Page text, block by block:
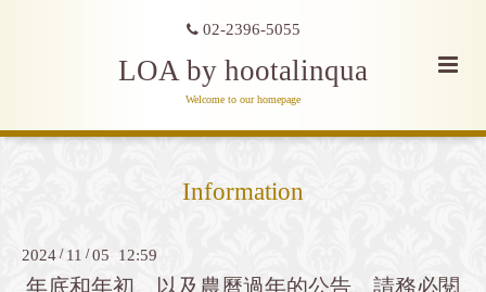
02-2396-5055
LOA by hootalinqua
Welcome to our homepage
Information
2024 / 11 /05 12:59
年底和年初、以及農曆過年的公告。請務必閱